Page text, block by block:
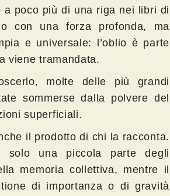
poco più di una riga nei libri di
con una forza profonda, ma
e universale: l’oblio è parte
viene tramandata.
molte delle più grandi
sommerse dalla polvere del
superficiali.
il prodotto di chi la racconta.
solo una piccola parte degli
memoria collettiva, mentre il
di importanza o di gravità